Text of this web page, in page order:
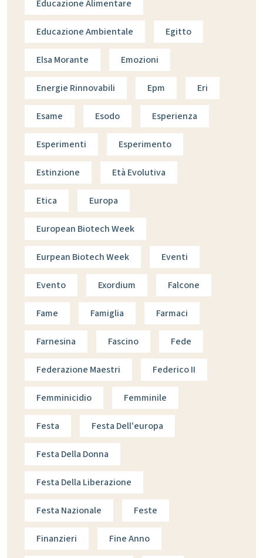
Educazione Alimentare
Educazione Ambientale Egitto
Elsa Morante Emozioni
Energie Rinnovabili Epm Eri
Esame Esodo Esperienza
Esperimenti Esperimento
Estinzione Età Evolutiva
Etica Europa
European Biotech Week
Eurpean Biotech Week Eventi
Evento Exordium Falcone
Fame Famiglia Farmaci
Farnesina Fascino Fede
Federazione Maestri Federico II
Femminicidio Femminile
Festa Festa Dell'europa
Festa Della Donna
Festa Della Liberazione
Festa Nazionale Feste
Finanzieri Fine Anno